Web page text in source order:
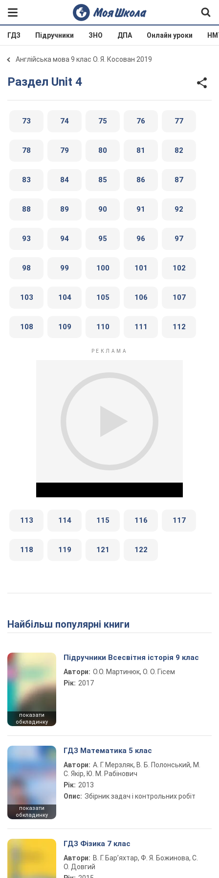
ГДЗ Підручники ЗНО ДПА Онлайн уроки
Англійська мова 9 клас О. Я. Косован 2019
Раздел Unit 4
73 74 75 76 77
78 79 80 81 82
83 84 85 86 87
88 89 90 91 92
93 94 95 96 97
98 99 100 101 102
103 104 105 106 107
108 109 110 111 112
Play Video
113 114 115 116 117
118 119 121 122
Найбільш популярні книги
показати
обкладинку
Підручники Всесвітня історія 9 клас
Автори: О.О. Мартинюк, О. О. Гісем
Рік: 2017
показати
обкладинку
ГДЗ Математика 5 клас
Автори: А. Г. Мерзляк, В. Б. Полонський, М.
С. Якір, Ю. М. Рабінович
Рік: 2013
Опис: Збірник задач і контрольних робіт
ГДЗ Фізика 7 клас
Автори: В. Г. Бар’яхтар, Ф. Я. Божинова, С.
О. Довгий